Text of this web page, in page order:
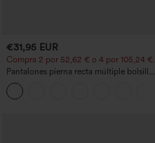
€31,95 EUR
Compra 2 por 52,62 € o 4 por 105,24 €.
Pantalones pierna recta múltiple bolsillo
botón tiro alto